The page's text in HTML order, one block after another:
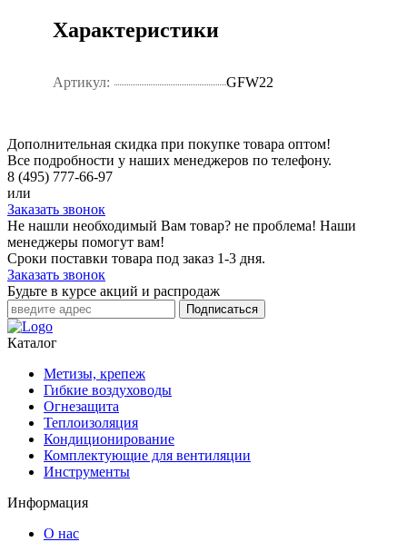
Характеристики
Артикул: GFW22
Дополнительная скидка при покупке товара оптом!
Все подробности у наших менеджеров по телефону.
8 (495) 777-66-97
или
Заказать звонок
Не нашли необходимый Вам товар? не проблема! Наши
менеджеры помогут вам!
Сроки поставки товара под заказ 1-3 дня.
Заказать звонок
Будьте в курсе акций и распродаж
Подписаться
Каталог
Метизы, крепеж
Гибкие воздуховоды
Огнезащита
Теплоизоляция
Кондиционирование
Комплектующие для вентиляции
Инструменты
Информация
О нас